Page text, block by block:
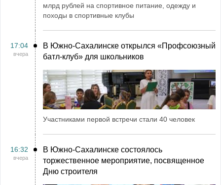
млрд рублей на спортивное питание, одежду и
походы в спортивные клубы
17:04
вчера
В Южно-Сахалинске открылся «Профсоюзный
батл-клуб» для школьников
Участниками первой встречи стали 40 человек
16:32
вчера
В Южно-Сахалинске состоялось
торжественное мероприятие, посвященное
Дню строителя